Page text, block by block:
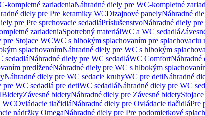
kompletné zariadeniaNáhradné diely pre WC-kompletné
diely pre Pre keramiky WCDizajnové panelyNáhradné
pre Pre sprchovacie sedadláPríslušenstvoNáhradné diely pre
zariadeniaSpotrebný materiálWC a WC sedadlá
pre Stojace WCWC s hlbokým splachovaním pre splachovaciu
splachovanímNáhradné diely pre WC s hlbokým
sedadláNáhradné diely pre WC sedadláWC ComfortNáhradné
predĺženéNáhradné diely pre WC s hlbokým
Náhradné diely pre WC sedacie kruhyWC pre detiNáhradné
pre WC sedadlá pre detiWC sedadláNáhradné diely pre WC
BidetyZávesné bidetyNáhradné diely pre Závesné bidety
WCOvládacie tlačidláNáhradné diely pre Ovládacie tlačidláPre
nádržky OmegaNáhradné diely pre Pre podomietkové